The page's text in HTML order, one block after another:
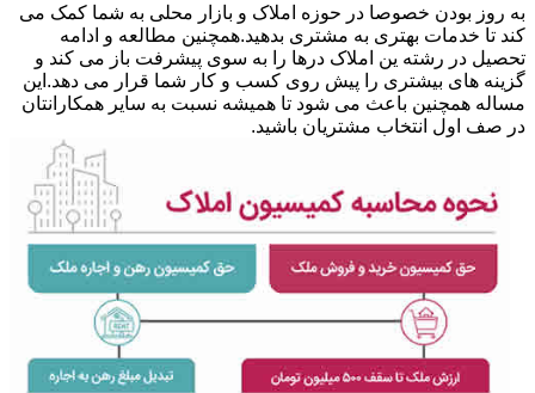
به روز بودن خصوصا در حوزه املاک و بازار محلی به شما کمک می
کند تا خدمات بهتری به مشتری بدهید.همچنین مطالعه و ادامه
تحصیل در رشته ین املاک درها را به سوی پیشرفت باز می کند و
گزینه های بیشتری را پیش روی کسب و کار شما قرار می دهد.این
مساله همچنین باعث می شود تا همیشه نسبت به سایر همکارانتان
در صف اول انتخاب مشتریان باشید.